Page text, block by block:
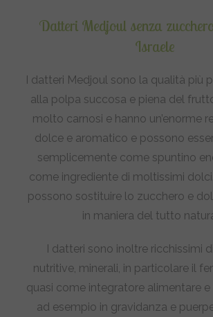
Datteri Medjoul senza
Israele
I datteri Medjoul sono la qualità più
alla polpa succosa e piena del
molto carnosi e hanno un’enorme
dolce e aromatico e possono
semplicemente come spuntino
come ingrediente di moltissimi
possono sostituire lo zucchero e
in maniera del tutto
I datteri sono inoltre ricchissimi
nutritive, minerali, in particolare il
quasi come integratore alimentare
ad esempio in gravidanza e